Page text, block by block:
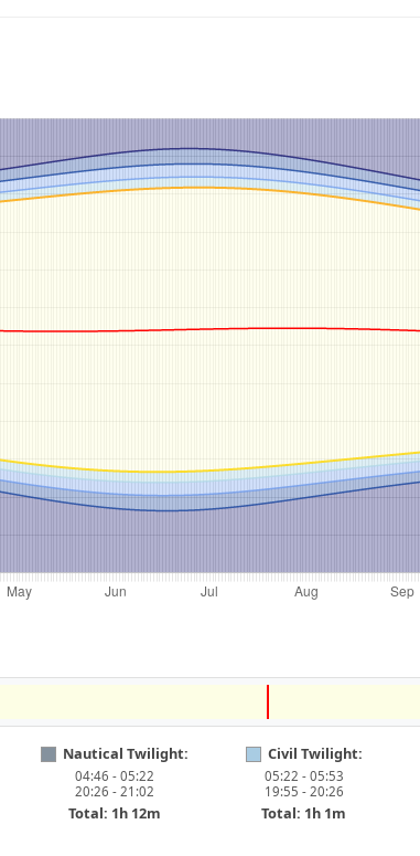
Nautical Twilight:
04:46 - 05:22
20:26 - 21:02
Total: 1h 12m
Civil Twilight:
05:22 - 05:53
19:55 - 20:26
Total: 1h 1m